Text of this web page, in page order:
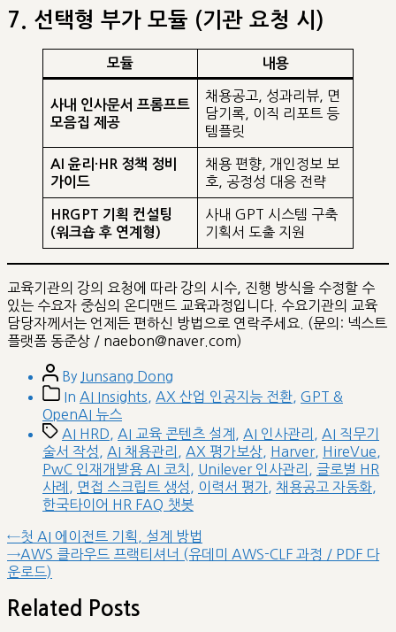
7. 선택형 부가 모듈 (기관 요청 시)
모듈 내용
사내 인사문서 프롬프트
모음집 제공
채용공고, 성과리뷰, 면
담기록, 이직 리포트 등
템플릿
AI 윤리·HR 정책 정비
가이드
채용 편향, 개인정보 보
호, 공정성 대응 전략
HRGPT 기획 컨설팅
(워크숍 후 연계형)
사내 GPT 시스템 구축
기획서 도출 지원
교육기관의 강의 요청에 따라 강의 시수, 진행 방식을 수정할 수
있는 수요자 중심의 온디맨드 교육과정입니다. 수요기관의 교육
담당자께서는 언제든 편하신 방법으로 연락주세요. (문의: 넥스트
플랫폼 동준상 / naebon@naver.com)
Post
author
By Junsang Dong
Post
categories
In AI Insights AX 산업 인공지능 전환 GPT &
OpenAI 뉴스
TagsAI HRD AI 교육 콘텐츠 설계 AI 인사관리
AI 직무기
술서 작성
AI 채용관리 AX 평가보상 Harver, HireVue
PwC 인재개발용 AI 코치
Unilever 인사관리
글로벌 HR
사례
면접 스크립트 생성 이력서 평가 채용공고 자동화
한국타이어 HR FAQ 챗봇
글
내
비
게
이
←Previous
post:
첫 AI 에이전트 기획, 설계 방법
→Next
post:
AWS 클라우드 프랙티셔너 (유데미 AWS-CLF 과정 / PDF 다
운로드)
Related Posts